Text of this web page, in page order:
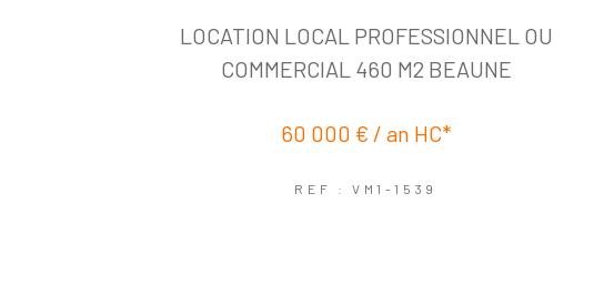
LOCATION LOCAL PROFESSIONNEL OU
COMMERCIAL 460 M2 BEAUNE
60 000 € / an HC*
REF : VM1-1539